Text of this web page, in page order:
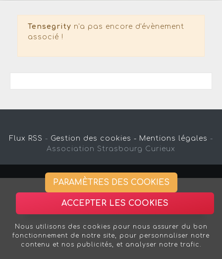
Tensegrity n'a pas encore d'évènement
associé !
Flux RSS - Gestion des cookies - Mentions légales -
Association Strasbourg Curieux
PARAMÈTRES DES COOKIES
ACCEPTER LES COOKIES
Nous utilisons des cookies pour nous assurer du bon
fonctionnement de notre site, pour personnaliser notre
contenu et nos publicités, et analyser notre trafic.